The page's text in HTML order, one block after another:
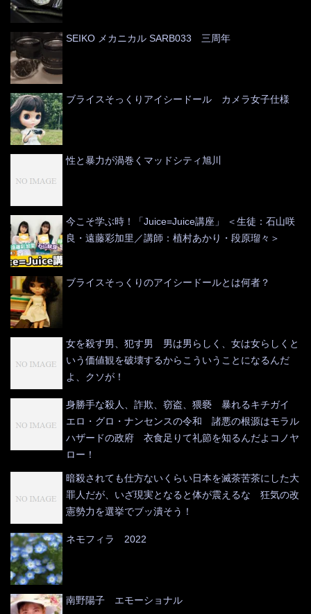
SEIKO メカニカル SARB033 三周年
ブライスそっくりアイシードール カメラ女子仕様
性と暴力が渦巻くマッドシティ旭川
今こそ学ぶ時！「Juice=Juice講座」 ＜生徒：石山咲
良・遠藤彩加里／講師：植村あかり・段原瑠々＞
ブライスそっくりのアイシードールとは何者？
女を殺す男、犯す男 男は男らしく、女は女らしくと
いう価値観を破壊するからこういうことになるんだ
よ、クソが！
身勝手な殺人、詐欺、窃盗、猥褻 暴れるキチガイ
エロ・グロ・ナンセンスの令和 諸悪の根源はモラル
ハザードの政府 衣食足りて礼節を知るんだよコノヤ
ロー！
暗殺されても仕方ないくらい日本を滅茶苦茶にした大
罪人だが、いざ現実となると体が震えるな 狂気の改
憲勢力を選挙でブッ潰そう！
ネモフィラ 2022
南野陽子 エモーショナル